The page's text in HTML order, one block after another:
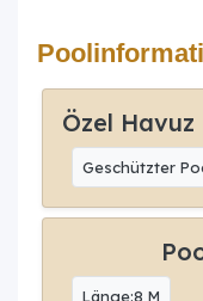
Özel Havuz
Geschützter
Länge:8 M